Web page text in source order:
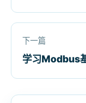
下一篇
学习Modbus